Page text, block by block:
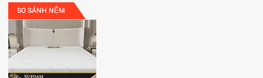
SO SÁNH NỆM